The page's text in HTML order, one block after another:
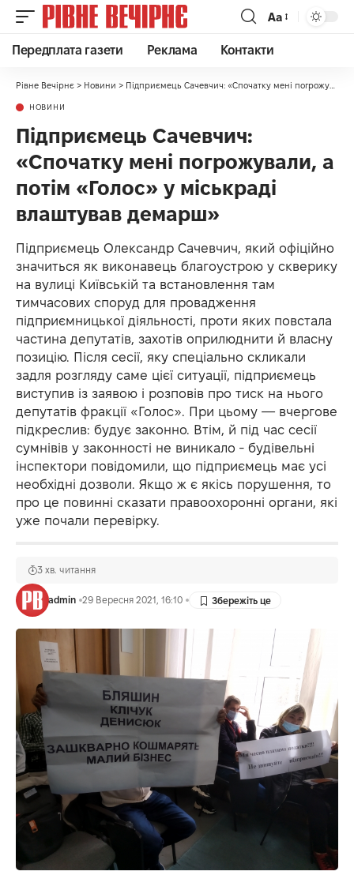
Аа
Передплата газети Реклама Контакти
Рівне Вечірнє > Новини > Підприємець Сачевчич: «Спочатку мені погрожували, а потім «Голос» у міськраді влаштував демарш»
НОВИНИ
Підприємець Сачевчич:
«Спочатку мені погрожували, а
потім «Голос» у міськраді
влаштував демарш»
Підприємець Олександр Сачевчич, який офіційно
значиться як виконавець благоустрою у скверику
на вулиці Київській та встановлення там
тимчасових споруд для провадження
підприємницької діяльності, проти яких повстала
частина депутатів, захотів оприлюднити й власну
позицію. Після сесії, яку спеціально скликали
задля розгляду саме цієї ситуації, підприємець
виступив із заявою і розповів про тиск на нього
депутатів фракції «Голос». При цьому — вчергове
підкреслив: будує законно. Втім, й під час сесії
сумнівів у законності не виникало - будівельні
інспектори повідомили, що підприємець має усі
необхідні дозволи. Якщо ж є якісь порушення, то
про це повинні сказати правоохоронні органи, які
уже почали перевірку.
admin 29 Вересня 2021, 16:10
3 хв. читання